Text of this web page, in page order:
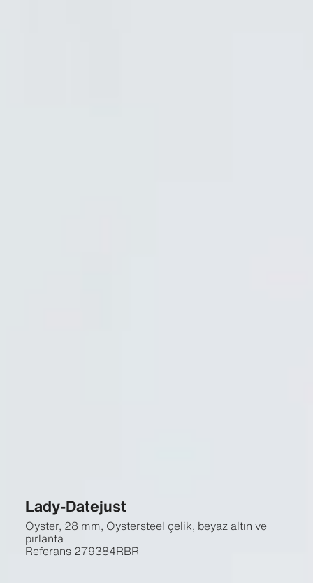
Lady-Datejust
Oyster, 28 mm, Oystersteel çelik, beyaz altın ve
pırlanta
Referans 279384RBR